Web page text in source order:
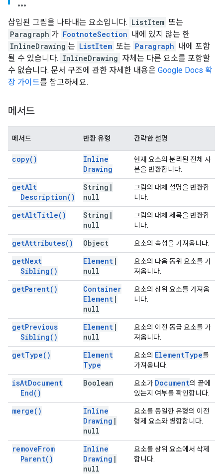
삽입된 그림을 나타내는 요소입니다. ListItem 또는
Paragraph 가 FootnoteSection 내에 있지 않는 한
InlineDrawing 는 ListItem 또는 Paragraph 내에 포함
될 수 있습니다. InlineDrawing 자체는 다른 요소를 포함할
수 없습니다. 문서 구조에 관한 자세한 내용은 Google Docs 확
장 가이드를 참고하세요.
메서드
메서드 반환 유형 간략한 설명
copy( )
Inline
Drawing
현재 요소의 분리된 전체 사
본을 반환합니다.
getAlt
Description( )
String |
null
그림의 대체 설명을 반환합
니다.
getAltTitle( ) String |
null
그림의 대체 제목을 반환합
니다.
getAttributes( ) Object 요소의 속성을 가져옵니다.
getNext
Sibling( )
Element |
null
요소의 다음 동위 요소를 가
져옵니다.
getParent( )
Container
Element |
null
요소의 상위 요소를 가져옵
니다.
getPrevious
Sibling( )
Element |
null
요소의 이전 동급 요소를 가
져옵니다.
getType( )
Element
Type
요소의 ElementType를
가져옵니다.
isAtDocument
End( )
Boolean 요소가 Document의 끝에
있는지 여부를 확인합니다.
merge( )
Inline
Drawing |
null
요소를 동일한 유형의 이전
형제 요소와 병합합니다.
removeFrom
Parent( )
Inline
Drawing |
null
요소를 상위 요소에서 삭제
합니다.